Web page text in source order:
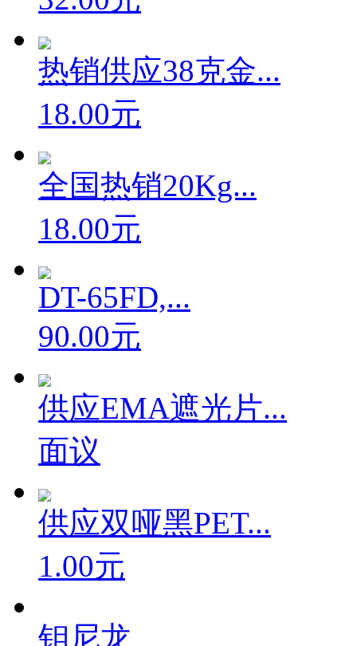
32.00元
热销供应38克金...
18.00元
全国热销20Kg...
18.00元
DT-65FD,...
90.00元
供应EMA遮光片...
面议
供应双哑黑PET...
1.00元